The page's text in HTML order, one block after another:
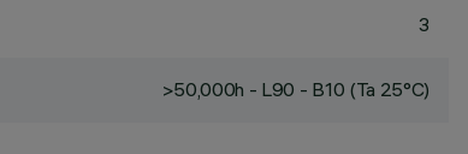
3
>50,000h - L90 - B10 (Ta 25°C)